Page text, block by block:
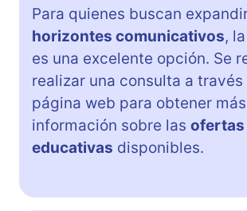
Para quienes buscan
horizontes comunicativos,
es una excelente opción. Se
realizar una consulta a través
página web para obtener más
información sobre las ofertas
educativas disponibles.